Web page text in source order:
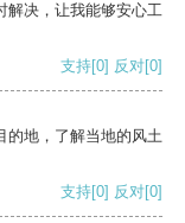
解决，让我能够安心工
支持[0] 反对[0]
的地，了解当地的风土
支持[0] 反对[0]